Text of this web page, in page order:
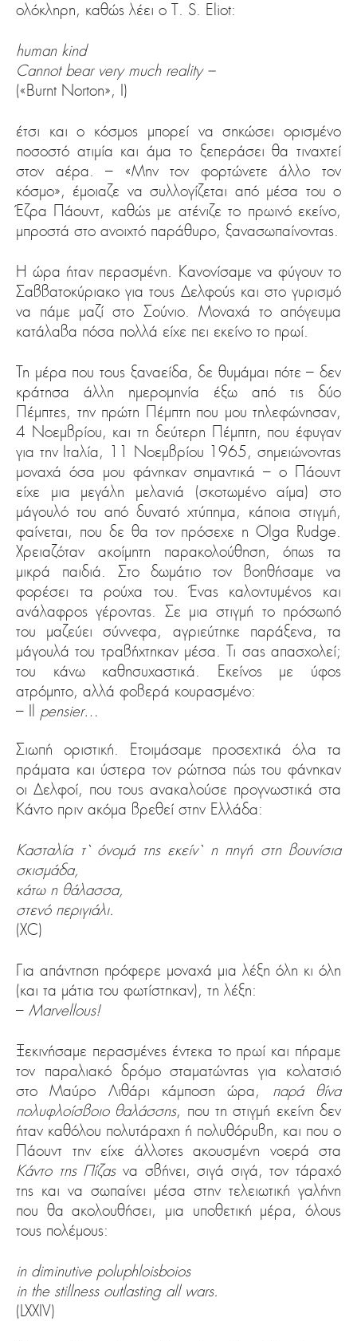
ολόκληρη, καθώς λέει ο T. S. Eliot:
human kind
Cannot bear very much reality –
(«Burnt Norton», Ι)
έτσι και ο κόσμος μπορεί να σηκώσει ορισμένο
ποσοστό ατιμία και άμα το ξεπεράσει θα τιναχτεί
στον αέρα. – «Μην τον φορτώνετε άλλο τον
κόσμο», έμοιαζε να συλλογίζεται από μέσα του ο
Έζρα Πάουντ, καθώς με ατένιζε το πρωινό εκείνο,
μπροστά στο ανοιχτό παράθυρο, ξανασωπαίνοντας.
Η ώρα ήταν περασμένη. Κανονίσαμε να φύγουν το
Σαββατοκύριακο για τους Δελφούς και στο γυρισμό
να πάμε μαζί στο Σούνιο. Μοναχά το απόγευμα
κατάλαβα πόσα πολλά είχε πει εκείνο το πρωί.
Τη μέρα που τους ξαναείδα, δε θυμάμαι πότε – δεν
κράτησα άλλη ημερομηνία έξω από τις δύο
Πέμπτες, την πρώτη Πέμπτη που μου τηλεφώνησαν,
4 Νοεμβρίου, και τη δεύτερη Πέμπτη, που έφυγαν
για την Ιταλία, 11 Νοεμβρίου 1965, σημειώνοντας
μοναχά όσα μου φάνηκαν σημαντικά – ο Πάουντ
είχε μια μεγάλη μελανιά (σκοτωμένο αίμα) στο
μάγουλό του από δυνατό χτύπημα, κάποια στιγμή,
φαίνεται, που δε θα τον πρόσεχε η Olga Rudge.
Χρειαζόταν ακοίμητη παρακολούθηση, όπως τα
μικρά παιδιά. Στο δωμάτιο τον βοηθήσαμε να
φορέσει τα ρούχα του. Ένας καλοντυμένος και
ανάλαφρος γέροντας. Σε μια στιγμή το πρόσωπό
του μαζεύει σύννεφα, αγριεύτηκε παράξενα, τα
μάγουλά του τραβήχτηκαν μέσα. Τι σας απασχολεί;
του κάνω καθησυχαστικά. Εκείνος με ύφος
ατρόμητο, αλλά φοβερά κουρασμένο:
– Il pensier…
Σιωπή οριστική. Ετοιμάσαμε προσεχτικά όλα τα
πράματα και ύστερα τον ρώτησα πώς του φάνηκαν
οι Δελφοί, που τους ανακαλούσε προγνωστικά στα
Κάντο πριν ακόμα βρεθεί στην Ελλάδα:
Κασταλία τ` όνομά της εκείν` η πηγή στη βουνίσια
σκισμάδα,
κάτω η θάλασσα,
στενό περιγιάλι.
(XC)
Για απάντηση πρόφερε μοναχά μια λέξη όλη κι όλη
(και τα μάτια του φωτίστηκαν), τη λέξη:
– Marvellous!
Ξεκινήσαμε περασμένες έντεκα το πρωί και πήραμε
τον παραλιακό δρόμο σταματώντας για κολατσιό
στο Μαύρο Λιθάρι κάμποση ώρα, παρά θίνα
πολυφλοίσβοιο θαλάσσης, που τη στιγμή εκείνη δεν
ήταν καθόλου πολυτάραχη ή πολυθόρυβη, και που ο
Πάουντ την είχε άλλοτες ακουσμένη νοερά στα
Κάντο της Πίζαςνα σβήνει, σιγά σιγά, τον τάραχό
της και να σωπαίνει μέσα στην τελειωτική γαλήνη
που θα ακολουθήσει, μια υποθετική μέρα, όλους
τους πολέμους:
in diminutive poluphloisboios
in the stillness outlasting all wars.
(LXXIV)